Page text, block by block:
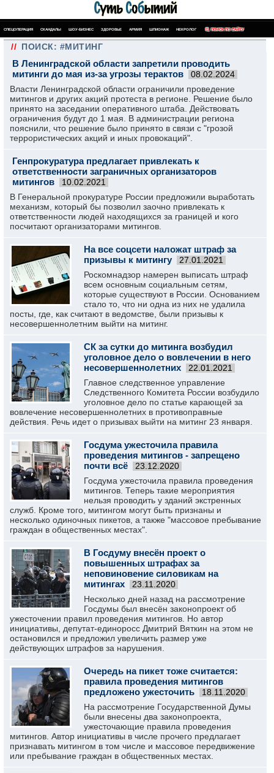
СПЕЦОПЕРАЦИЯ СКАНДАЛЫ ШОУ-БИЗНЕС ЗДОРОВЬЕ АРМИЯ ШПИОНАЖ НЕКРОЛОГ ПОИСК ПО САЙТУ
// ПОИСК: #МИТИНГ
В Ленинградской области запретили проводить
митинги до мая из-за угрозы терактов
08.02.2024
Власти Ленинградской области ограничили проведение
митингов и других акций протеста в регионе. Решение было
принято на заседании оперативного штаба. Действовать
ограничения будут до 1 мая. В администрации региона
пояснили, что решение было принято в связи с "грозой
террористических акций и иных провокаций".
Генпрокуратура предлагает привлекать к
ответственности заграничных организаторов
митингов
10.02.2021
В Генеральной прокуратуре России предложили выработать
механизм, который бы позволил заочно привлекать к
ответственности людей находящихся за границей и кого
посчитают организаторами митингов.
На все соцсети наложат штраф за
призывы к митингу
27.01.2021
Роскомнадзор намерен выписать штраф
всем основным социальным сетям,
которые существуют в России. Основанием
стало то, что ни одна из них не удалила
посты, где, как считают в ведомстве, были призывы к
несовершеннолетним выйти на митинг.
СК за сутки до митинга возбудил
уголовное дело о вовлечении в него
несовершеннолетних
22.01.2021
Главное следственное управление
Следственного Комитета России возбудило
уголовное дело по статье карающей за
вовлечение несовершеннолетних в противоправные
действия. Речь идет о призывах выйти на митинг 23 января.
Госдума ужесточила правила
проведения митингов - запрещено
почти всё
23.12.2020
Госдума ужесточила правила проведения
митингов. Теперь такие мероприятия
нельзя проводить у зданий экстренных
служб. Кроме того, митингом могут быть признаны и
несколько одиночных пикетов, а также "массовое пребывание
граждан в общественных местах".
В Госдуму внесён проект о
повышенных штрафах за
неповиновение силовикам на
митингах
23.11.2020
Несколько дней назад на рассмотрение
Госдумы был внесён законопроект об
ужесточении правил проведения митингов. Но автор
инициативы, депутат-единоросс Дмитрий Вяткин на этом не
остановился и предложил увеличить размер уже
действующих штрафов за нарушения.
Очередь на пикет тоже считается:
правила проведения митингов
предложено ужесточить
18.11.2020
На рассмотрение Государственной Думы
были внесены два законопроекта,
ужесточающие правила проведения
митингов. Автор инициативы в числе прочего предлагает
признавать митингом в том числе и массовое передвижение
или пребывание граждан в общественных местах.